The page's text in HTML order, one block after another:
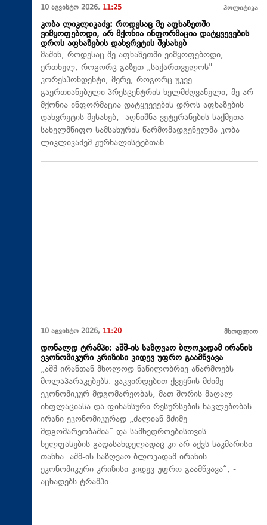
10 აგვისტო 2026, 11:25 პოლიტიკა
კობა ლიკლიკაძე: როდესაც მე აფხაზეთში
ვიმყოფებოდი, არ მქონია ინფორმაცია დატყვევების
დროს აფხაზების დახვრეტის შესახებ
მაშინ, როდესაც მე აფხაზეთში ვიმყოფებოდი,
ერთხელ, როგორც გაზეთ „საქართველოს"
კორესპონდენტი, მერე, როგორც უკვე
გაერთიანებული პრესცენტრის ხელმძღვანელი, მე არ
მქონია ინფორმაცია დატყვევების დროს აფხაზების
დახვრეტის შესახებ,- აღნიშნა ვეტერანების საქმეთა
სახელმწიფო სამსახურის წარმომადგენელმა კობა
ლიკლიკაძემ ჟურნალისტებთან.
10 აგვისტო 2026, 11:20 მსოფლიო
დონალდ ტრამპი: აშშ-ის საზღვაო ბლოკადამ ირანის
ეკონომიკური კრიზისი კიდევ უფრო გაამწვავა
„აშშ ირანთან მხოლოდ ნაწილობრივ აწარმოებს
მოლაპარაკებებს. ვაკვირდებით ქვეყნის მძიმე
ეკონომიკურ მდგომარეობას, მათ შორის მაღალ
ინფლაციასა და ფინანსური რესურსების ნაკლებობას.
ირანი ეკონომიკურად „ძალიან მძიმე
მდგომარეობაშია“ და სამხედროებისთვის
ხელფასების გადასახდელადაც კი არ აქვს საკმარისი
თანხა. აშშ-ის საზღვაო ბლოკადამ ირანის
ეკონომიკური კრიზისი კიდევ უფრო გაამწვავა“, -
აცხადებს ტრამპი.